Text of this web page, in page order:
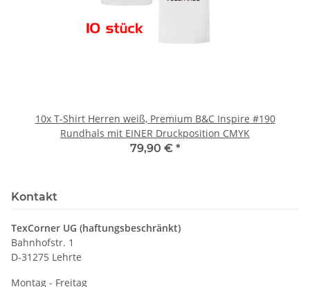
10x T-Shirt Herren weiß, Premium B&C Inspire #190
Rundhals mit EINER Druckposition CMYK
79,90 € *
Kontakt
TexCorner UG (haftungsbeschränkt)
Bahnhofstr. 1
D-31275 Lehrte
Montag - Freitag